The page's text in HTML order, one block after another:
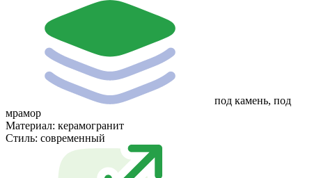
под камень, под
мрамор
Материал: керамогранит
Стиль: современный